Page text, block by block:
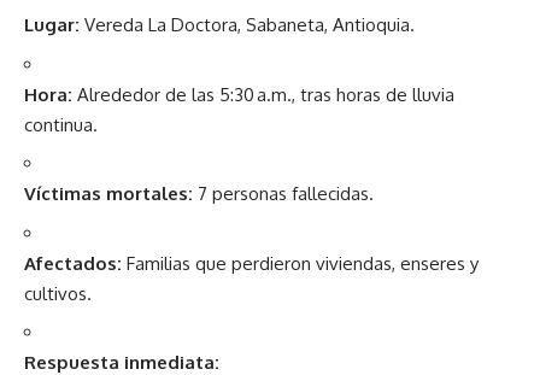
Lugar: Vereda La Doctora, Sabaneta, Antioquia.
Hora: Alrededor de las 5:30 a.m., tras horas de lluvia
continua.
Víctimas mortales: 7 personas fallecidas.
Afectados: Familias que perdieron viviendas, enseres y
cultivos.
Respuesta inmediata: